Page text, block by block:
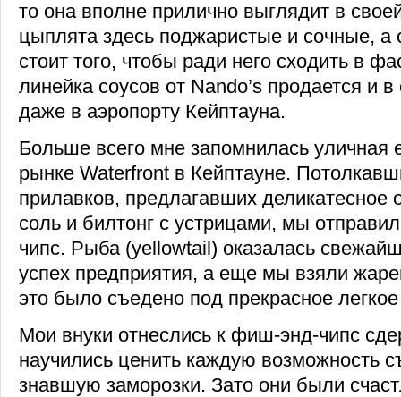
то она вполне прилично выглядит в
цыплята здесь поджаристые и сочные, а
стоит того, чтобы ради него сходить в
линейка соусов от Nando’s продается и
даже в аэропорту Кейптауна.
Больше всего мне запомнилась
рынке Waterfront в Кейптауне.
прилавков, предлагавших деликатесное
соль и билтонг с устрицами, мы
чипс. Рыба (yellowtail) оказалась
успех предприятия, а еще мы взяли
это было съедено под прекрасное
Мои внуки отнеслись к фиш-энд-чипс
научились ценить каждую возможность
знавшую заморозки. Зато они были